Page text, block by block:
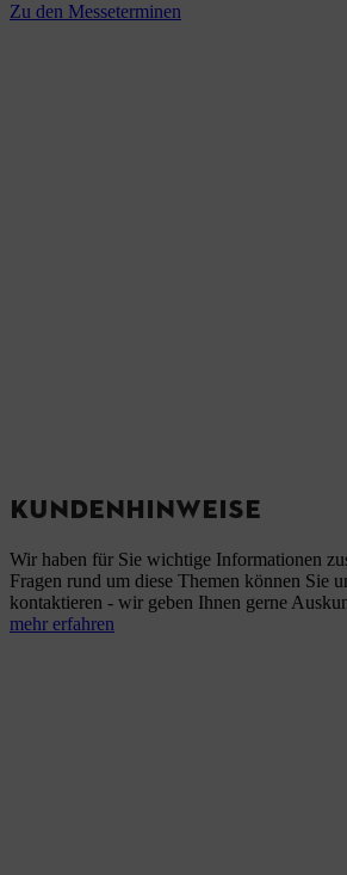
Zu den Messeterminen
KUNDENHINWEISE
Wir haben für Sie wichtige Informationen
Fragen rund um diese Themen können Sie
kontaktieren - wir geben Ihnen gerne
mehr erfahren